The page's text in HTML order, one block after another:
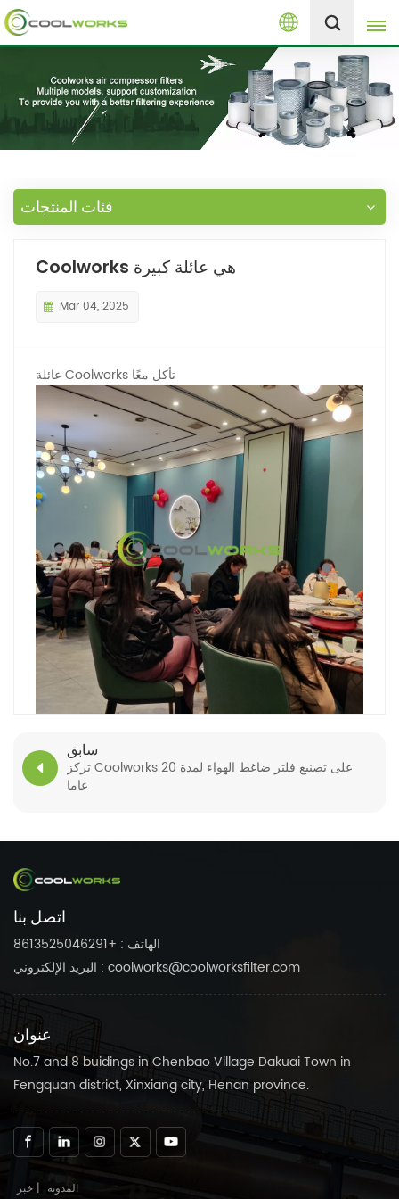
العربية
English
español
العربية
русский
Melayu
+8613525046291
فئات المنتجات
Coolworks هي عائلة كبيرة
Mar 04, 2025
عائلة Coolworks تأكل معًا
سابق
تركز Coolworks على تصنيع فلتر ضاغط الهواء لمدة 20
عاما
اتصل بنا
الهاتف : +8613525046291
البريد الإلكتروني : coolworks@coolworksfilter.com
عنوان
No.7 and 8 buidings in Chenbao Village Dakuai Town in
Fengquan district, Xinxiang city, Henan province.
المدونة | خبر